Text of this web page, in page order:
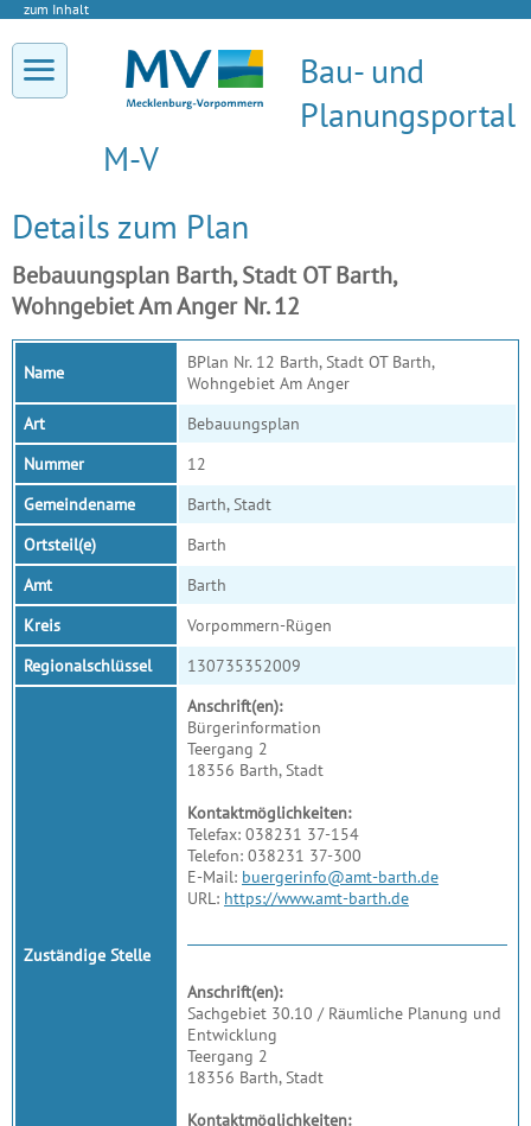
zum Inhalt
Bau- und
Planungsportal
M-V
Details zum Plan
Bebauungsplan Barth, Stadt OT Barth,
Wohngebiet Am Anger Nr. 12
Name
BPlan Nr. 12 Barth, Stadt OT Barth,
Wohngebiet Am Anger
Art
Bebauungsplan
Nummer
12
Gemeindename
Barth, Stadt
Ortsteil(e)
Barth
Amt
Barth
Kreis
Vorpommern-Rügen
Regionalschlüssel
130735352009
Zuständige Stelle
Anschrift(en):
Bürgerinformation
Teergang 2
18356 Barth, Stadt
Kontaktmöglichkeiten:
Telefax: 038231 37-154
Telefon: 038231 37-300
E-Mail: buergerinfo@amt-barth.de
URL: https://www.amt-barth.de
Anschrift(en):
Sachgebiet 30.10 / Räumliche Planung und
Entwicklung
Teergang 2
18356 Barth, Stadt
Kontaktmöglichkeiten: